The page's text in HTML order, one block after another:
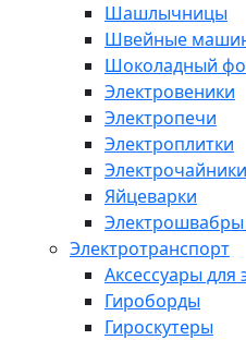
Шашлычницы
Швейные
Шоколадный
Электровеники
Электропечи
Электроплитки
Электрочайники
Яйцеварки
Электрошвабры
Электротранспорт
Аксессуары для
Гироборды
Гироскутеры